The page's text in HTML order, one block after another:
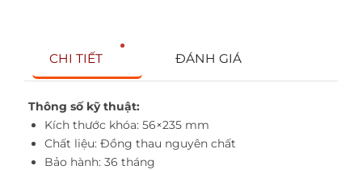
CHI TIẾT ĐÁNH GIÁ
Thông số kỹ thuật:
Kích thước khóa: 56×235 mm
Chất liệu: Đồng thau nguyên chất
Bảo hành: 36 tháng